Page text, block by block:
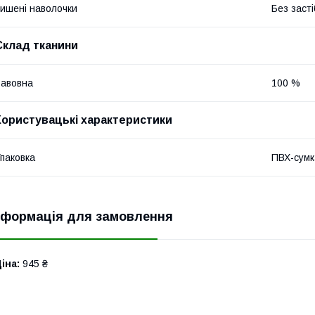
наволочки Без
тканини
100 %
характеристики
ПВХ-
для замовлення
945 ₴